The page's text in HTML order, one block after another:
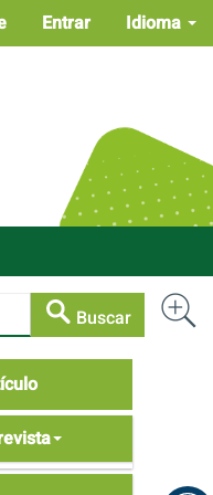
Idioma
Entrar
Buscar